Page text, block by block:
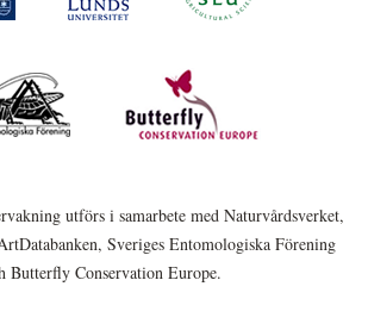
utförs i samarbete med Naturvårdsverket,
Sveriges Entomologiska Förening
Butterfly Conservation Europe.